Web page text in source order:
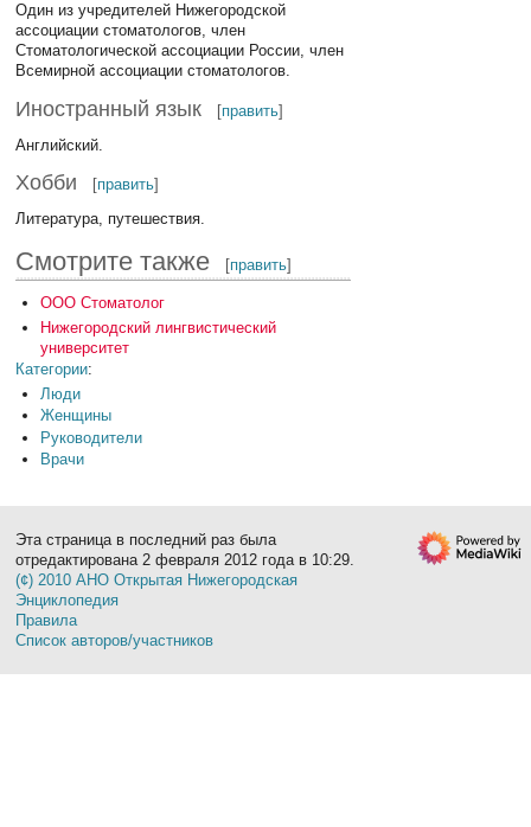
Один из учредителей Нижегородской
ассоциации стоматологов, член
Стоматологической ассоциации России, член
Всемирной ассоциации стоматологов.
Иностранный язык [править]
Английский.
Хобби [править]
Литература, путешествия.
Смотрите также [править]
ООО Стоматолог
Нижегородский лингвистический
университет
Категории:
Люди
Женщины
Руководители
Врачи
Эта страница в последний раз была
отредактирована 2 февраля 2012 года в 10:29.
(¢) 2010 АНО Открытая Нижегородская
Энциклопедия
Правила
Список авторов/участников